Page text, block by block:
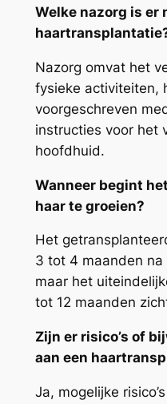
Welke nazorg is er
Nazorg omvat het
fysieke activiteiten,
voorgeschreven
instructies voor het
hoofdhuid.
Wanneer begint
haar te groeien?
Het
3 tot 4 maanden
maar het
tot 12 maanden
Zijn er risico’s of
aan een
Ja, mogelijke